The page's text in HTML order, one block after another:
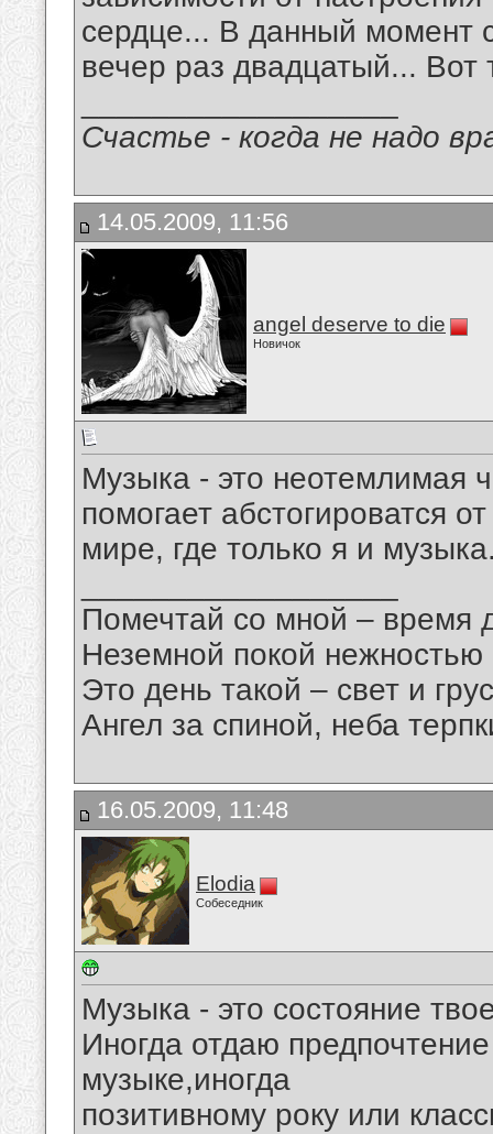
сердце... В данный
вечер раз двадцатый... Вот
Счастье - когда не надо
14.05.2009, 11:56
angel deserve to die
Новичок
Музыка - это неотемлимая
помогает абстогироватся
мире, где только я и
Помечтай со мной – время
Неземной покой нежностью
Это день такой – свет и
Ангел за спиной, неба
16.05.2009, 11:48
Elodia
Собеседник
Музыка - это состояние
Иногда отдаю
музыке,иногда
позитивному року или